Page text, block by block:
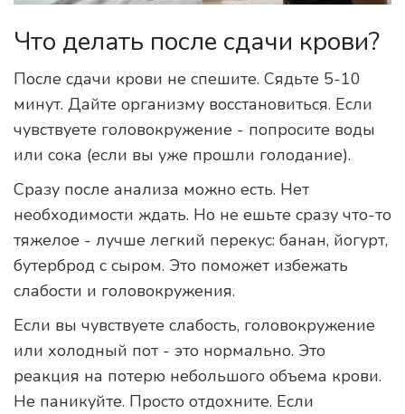
Что делать после сдачи крови?
После сдачи крови не спешите. Сядьте 5-10
минут. Дайте организму восстановиться. Если
чувствуете головокружение - попросите воды
или сока (если вы уже прошли голодание).
Сразу после анализа можно есть. Нет
необходимости ждать. Но не ешьте сразу что-то
тяжелое - лучше легкий перекус: банан, йогурт,
бутерброд с сыром. Это поможет избежать
слабости и головокружения.
Если вы чувствуете слабость, головокружение
или холодный пот - это нормально. Это
реакция на потерю небольшого объема крови.
Не паникуйте. Просто отдохните. Если